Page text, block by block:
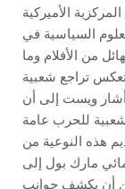
الأميركية
السياسية في
من الأفلام وما
تراجع شعبية
ويست إلى أن
للحرب عامة
هذه النوعية من
مارك بول إلى
أن يكشف جوانب